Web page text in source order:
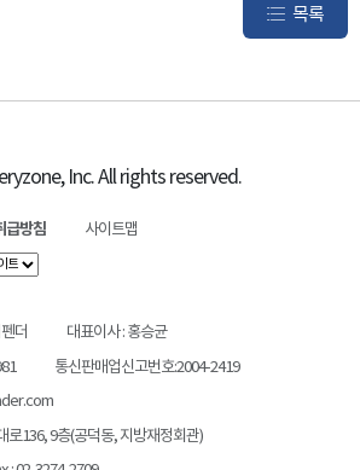
목록
Inc. All rights reserved.
급방침 사이트맵
더
대표이사 : 홍승균
통신판매업신고번호:2004-2419
로136, 9층(공덕동, 지방재정회관)